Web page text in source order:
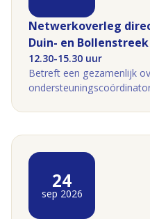
Netwerkoverleg
Duin- en
12.30-15.30 uur
Betreft een gezamenlijk
24
sep 2026